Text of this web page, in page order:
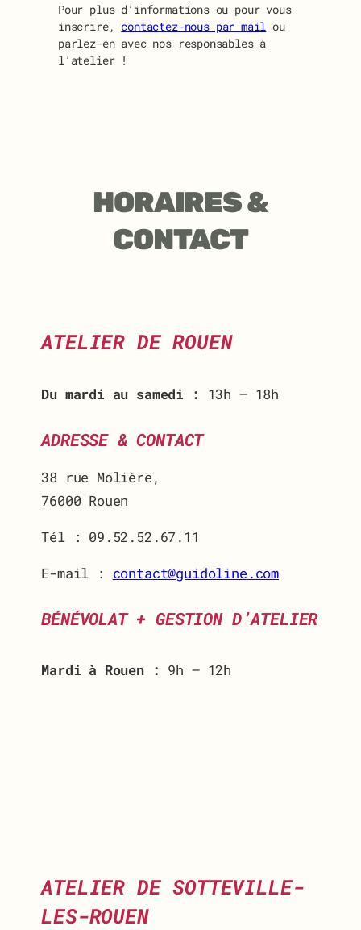
Pour plus d’informations ou pour vous
inscrire, contactez-nous par mail ou
parlez-en avec nos responsables à
l’atelier !
HORAIRES &
CONTACT
ATELIER DE ROUEN
Du mardi au samedi : 13h – 18h
ADRESSE & CONTACT
38 rue Molière,
76000 Rouen
Tél : 09.52.52.67.11
E-mail : contact@guidoline.com
BÉNÉVOLAT + GESTION D’ATELIER
Mardi à Rouen : 9h – 12h
ATELIER DE SOTTEVILLE-
LES-ROUEN